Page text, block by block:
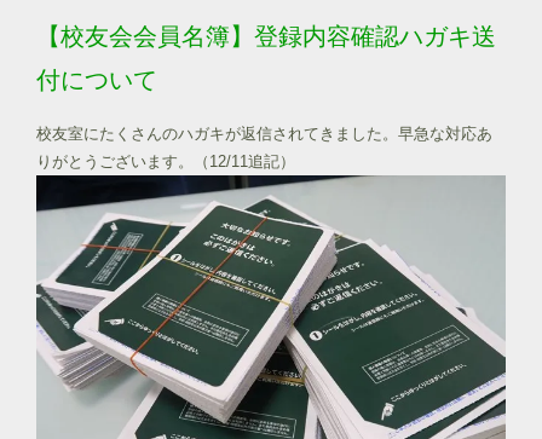
【校友会会員名簿】登録内容確認ハガキ送
付について
校友室にたくさんのハガキが返信されてきました。早急な対応あ
りがとうございます。（12/11追記）